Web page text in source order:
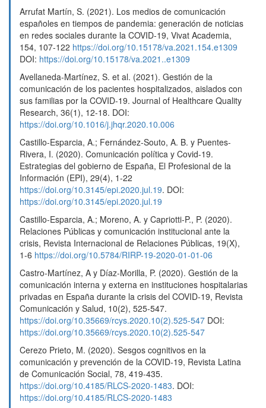
Arrufat Martín, S. (2021). Los medios de comunicación
españoles en tiempos de pandemia: generación de noticias
en redes sociales durante la COVID-19, Vivat Academia,
154, 107-122 https://doi.org/10.15178/va.2021.154.e1309
DOI: https://doi.org/10.15178/va.2021..e1309
Avellaneda-Martínez, S. et al. (2021). Gestión de la
comunicación de los pacientes hospitalizados, aislados con
sus familias por la COVID-19. Journal of Healthcare Quality
Research, 36(1), 12-18. DOI:
https://doi.org/10.1016/j.jhqr.2020.10.006
Castillo-Esparcia, A.; Fernández-Souto, A. B. y Puentes-
Rivera, I. (2020). Comunicación política y Covid-19.
Estrategias del gobierno de España, El Profesional de la
Información (EPI), 29(4), 1-22
https://doi.org/10.3145/epi.2020.jul.19. DOI:
https://doi.org/10.3145/epi.2020.jul.19
Castillo-Esparcia, A.; Moreno, A. y Capriotti-P., P. (2020).
Relaciones Públicas y comunicación institucional ante la
crisis, Revista Internacional de Relaciones Públicas, 19(X),
1-6 https://doi.org/10.5784/RIRP-19-2020-01-01-06
Castro-Martínez, A y Díaz-Morilla, P. (2020). Gestión de la
comunicación interna y externa en instituciones hospitalarias
privadas en España durante la crisis del COVID-19, Revista
Comunicación y Salud, 10(2), 525-547.
https://doi.org/10.35669/rcys.2020.10(2).525-547 DOI:
https://doi.org/10.35669/rcys.2020.10(2).525-547
Cerezo Prieto, M. (2020). Sesgos cognitivos en la
comunicación y prevención de la COVID-19, Revista Latina
de Comunicación Social, 78, 419-435.
https://doi.org/10.4185/RLCS-2020-1483. DOI:
https://doi.org/10.4185/RLCS-2020-1483